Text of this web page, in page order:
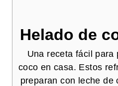
Helado de
Una receta fácil para
coco en casa. Estos
preparan con leche de